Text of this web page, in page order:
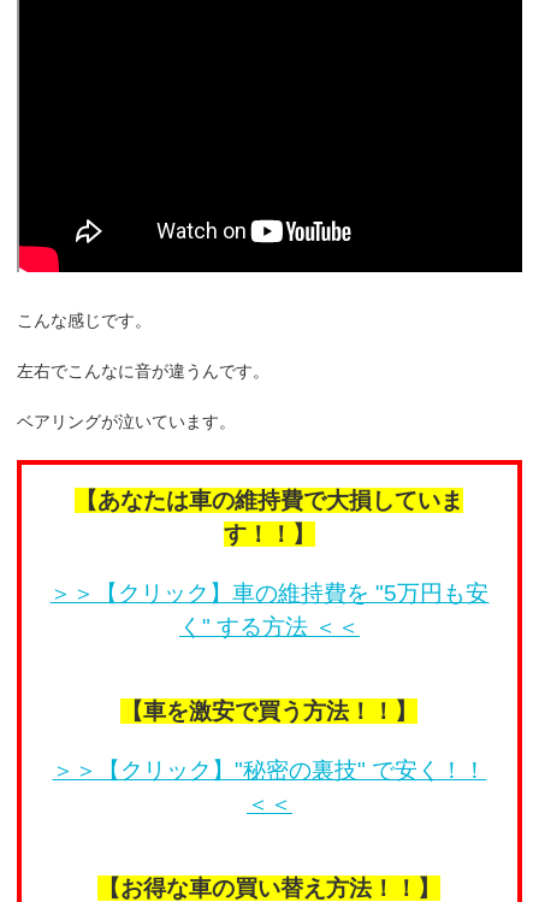
こんな感じです。
左右でこんなに音が違うんです。
ベアリングが泣いています。
【あなたは車の維持費で大損していま
す！！】
＞＞【クリック】車の維持費を "5万円も安
く" する方法 ＜＜
【車を激安で買う方法！！】
＞＞【クリック】"秘密の裏技" で安く！！
＜＜
【お得な車の買い替え方法！！】